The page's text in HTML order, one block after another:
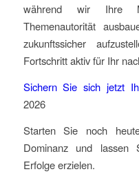
während wir Ihre
Themenautorität
zukunftssicher
Fortschritt aktiv für Ihr
Sichern Sie sich jetzt
2026
Starten Sie noch
Dominanz und lassen
Erfolge erzielen.